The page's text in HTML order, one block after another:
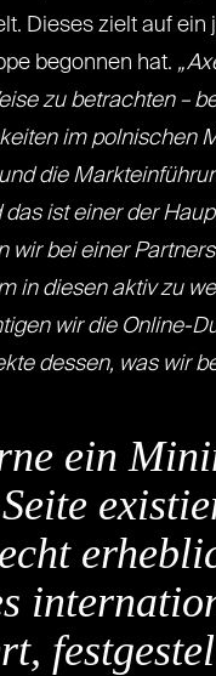
Dieses zielt auf
begonnen hat.
zu betrachten –
im polnischen
die
ist einer der
wir bei einer
in diesen aktiv zu
wir die Online-
dessen, was wir
ein